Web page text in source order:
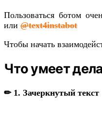
Пользоваться ботом
или @text4instabot
Чтобы начать
Что умеет
✏ 1. Зачеркнутый текст